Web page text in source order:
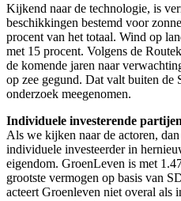
Kijkend naar de technologie, is
beschikkingen bestemd voor
procent van het totaal. Wind op
met 15 procent. Volgens de
de komende jaren naar
op zee gegund. Dat valt buiten
onderzoek meegenomen.
Individuele investerende partijen
Als we kijken naar de actoren,
individuele investeerder in
eigendom. GroenLeven is met
grootste vermogen op basis van
acteert Groenleven niet overal als